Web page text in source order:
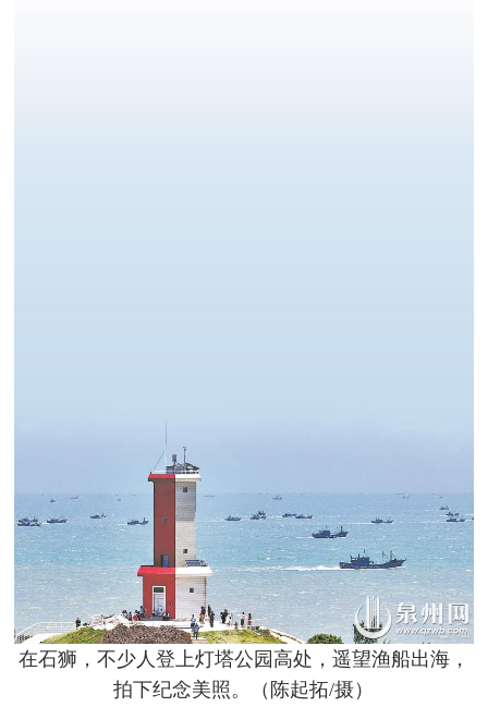
在石狮，不少人登上灯塔公园高处，遥望渔船出海，
拍下纪念美照。（陈起拓/摄）